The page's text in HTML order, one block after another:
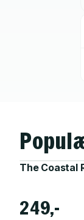
The Coastal
249,-